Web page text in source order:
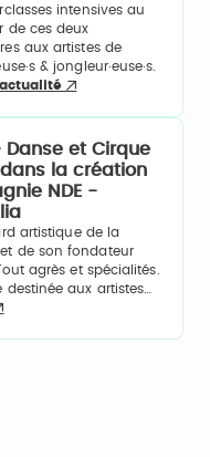
intensives au
de ces deux
aux artistes de
& jongleur·euse·s.
Danse et Cirque
la création
NDE -
artistique de la
de son fondateur
agrès et spécialités.
aux artistes…